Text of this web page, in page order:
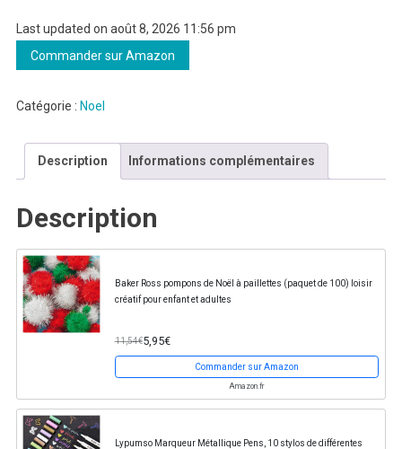
Last updated on août 8, 2026 11:56 pm
Commander sur Amazon
Catégorie : Noel
Description Informations complémentaires
Description
Baker Ross pompons de Noël à paillettes (paquet de 100) loisir
créatif pour enfant et adultes
11,54€5,95€
Commander sur Amazon
Amazon.fr
Lypumso Marqueur Métallique Pens, 10 stylos de différentes